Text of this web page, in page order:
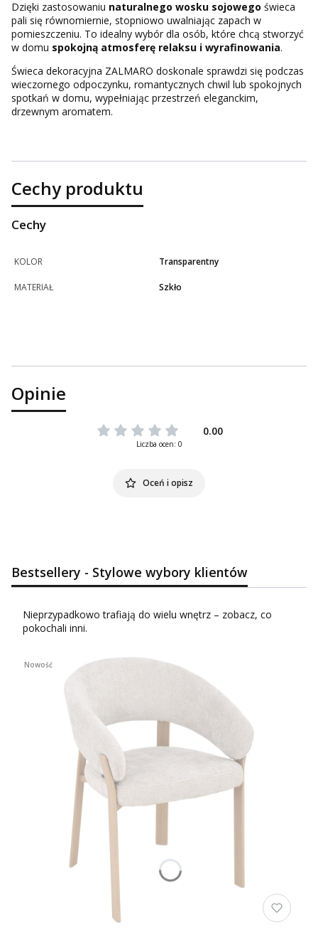
Dzięki zastosowaniu naturalnego wosku sojowego świeca
pali się równomiernie, stopniowo uwalniając zapach w
pomieszczeniu. To idealny wybór dla osób, które chcą stworzyć
w domu spokojną atmosferę relaksu i wyrafinowania.
Świeca dekoracyjna ZALMARO doskonale sprawdzi się podczas
wieczornego odpoczynku, romantycznych chwil lub spokojnych
spotkań w domu, wypełniając przestrzeń eleganckim,
drzewnym aromatem.
Cechy produktu
Cechy
KOLOR Transparentny
MATERIAŁ Szkło
Opinie
0.00
Liczba ocen: 0
Oceń i opisz
Bestsellery - Stylowe wybory klientów
Nieprzypadkowo trafiają do wielu wnętrz – zobacz, co
pokochali inni.
Nowość